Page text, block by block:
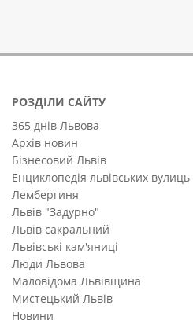
РОЗДІЛИ САЙТУ
365 днів Львова
Архів новин
Бізнесовий Львів
Енциклопедія львівських вулиць
Лембергиня
Львів "Задурно"
Львів сакральний
Львівські кам'яниці
Люди Львова
Маловідома Львівщина
Мистецький Львів
Новини